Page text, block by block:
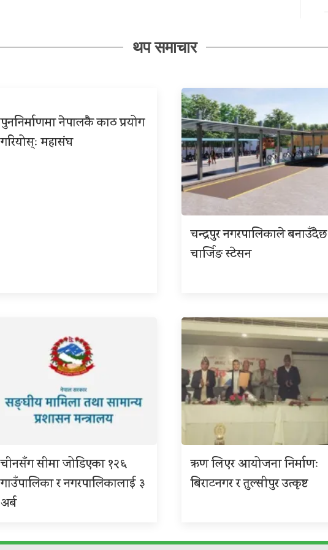
थप समाचार
पुननिर्माणमा नेपालकै काठ प्रयोग
गरियोस्ः महासंघ
चन्द्रपुर नगरपालिकाले बनाउँदैछ
चार्जिङ स्टेसन
चीनसँग सीमा जोडिएका १२६
गाउँपालिका र नगरपालिकालाई ३
अर्ब
ऋण लिएर आयोजना निर्माणः
बिराटनगर र तुल्सीपुर उत्कृष्ट